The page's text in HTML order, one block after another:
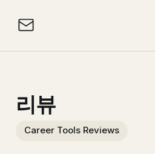
리뷰
Career Tools Reviews